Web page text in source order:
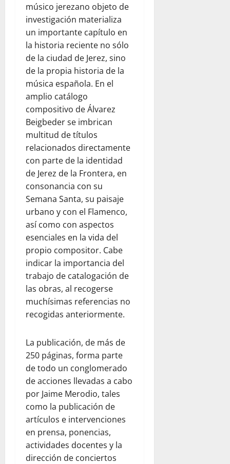
músico jerezano objeto de
investigación materializa
un importante capítulo en
la historia reciente no sólo
de la ciudad de Jerez, sino
de la propia historia de la
música española. En el
amplio catálogo
compositivo de Álvarez
Beigbeder se imbrican
multitud de títulos
relacionados directamente
con parte de la identidad
de Jerez de la Frontera, en
consonancia con su
Semana Santa, su paisaje
urbano y con el Flamenco,
así como con aspectos
esenciales en la vida del
propio compositor. Cabe
indicar la importancia del
trabajo de catalogación de
las obras, al recogerse
muchísimas referencias no
recogidas anteriormente.
La publicación, de más de
250 páginas, forma parte
de todo un conglomerado
de acciones llevadas a cabo
por Jaime Merodio, tales
como la publicación de
artículos e intervenciones
en prensa, ponencias,
actividades docentes y la
dirección de conciertos